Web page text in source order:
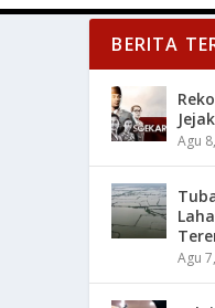
BERITA
Agu
Agu